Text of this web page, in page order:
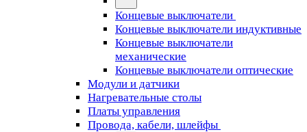
Концевые выключатели
Концевые выключатели индуктивные
Концевые выключатели
механические
Концевые выключатели оптические
Модули и датчики
Нагревательные столы
Платы управления
Провода, кабели, шлейфы